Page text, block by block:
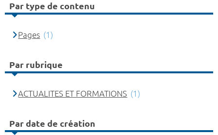
Par type de contenu
Pages (1)
Par rubrique
ACTUALITES ET FORMATIONS (1)
Par date de création